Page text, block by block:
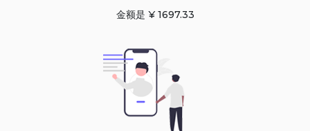
金额是 ¥ 1697.33